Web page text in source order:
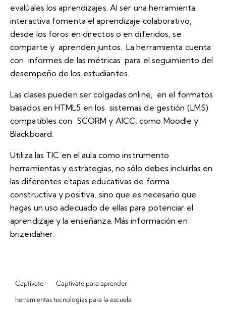
evalúales los aprendizajes. Al ser una herramienta
interactiva fomenta el aprendizaje colaborativo,
desde los foros en directos o en diferidos, se
comparte y aprenden juntos. La herramienta cuenta
con informes de las métricas para el seguimiento del
desempeño de los estudiantes.
Las clases pueden ser colgadas online, en el formatos
basados en HTML5 en los sistemas de gestión (LMS)
compatibles con SCORM y AICC, como Moodle y
Blackboard.
Utiliza las TIC en el aula como instrumento
herramientas y estrategias no sólo debes incluirlas en
las diferentes etapas educativas de forma
constructiva y positiva, sino que es necesario que
hagas un uso adecuado de ellas para potenciar el
aprendizaje y la enseñanza. Más información en
brizeidaher.
Captivate
Captivate para aprender
herramientas tecnologias para la escuela